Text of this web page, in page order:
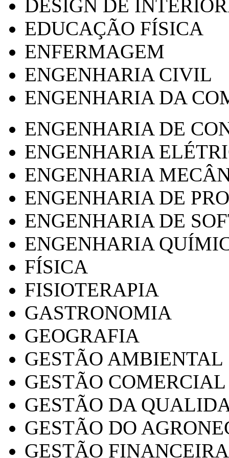
DESIGN DE
EDUCAÇÃO FÍSICA
ENFERMAGEM
ENGENHARIA CIVIL
ENGENHARIA DA
ENGENHARIA DE
ENGENHARIA
ENGENHARIA
ENGENHARIA DE
ENGENHARIA DE
ENGENHARIA
FÍSICA
FISIOTERAPIA
GASTRONOMIA
GEOGRAFIA
GESTÃO AMBIENTAL
GESTÃO COMERCIAL
GESTÃO DA
GESTÃO DO
GESTÃO FINANCEIRA